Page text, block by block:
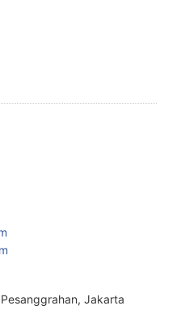
Jakarta